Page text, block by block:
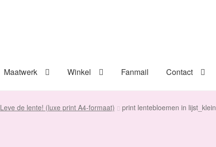
Maatwerk Winkel Fanmail Contact
Leve de lente! (luxe print A4-formaat) print lentebloemen in lijst_klein